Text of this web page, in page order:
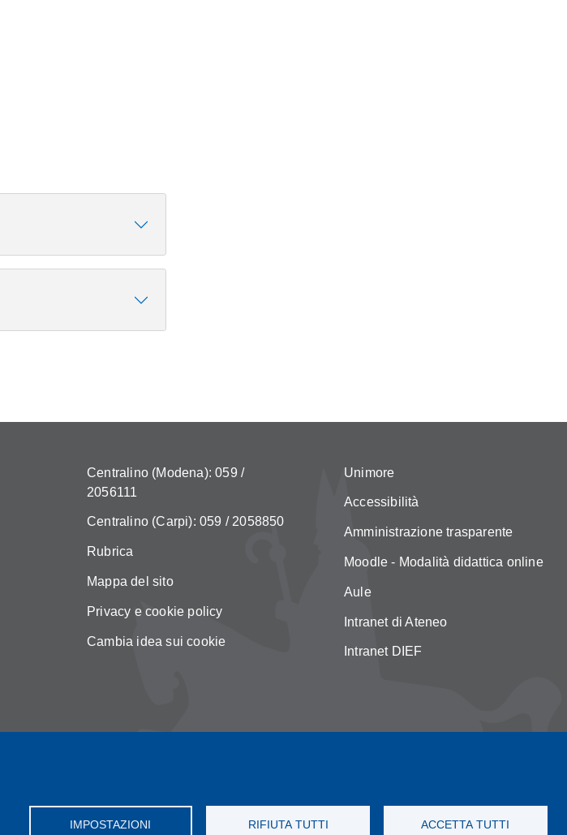
IMPOSTAZIONI RIFIUTA TUTTI ACCETTA TUTTI
Centralino (Modena): 059 /
2056111
Centralino (Carpi): 059 / 2058850
Rubrica
Mappa del sito
Privacy e cookie policy
Cambia idea sui cookie
Unimore
Accessibilità
Amministrazione trasparente
Moodle - Modalità didattica online
Aule
Intranet di Ateneo
Intranet DIEF